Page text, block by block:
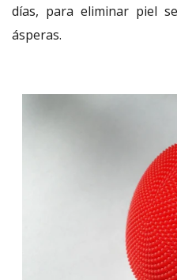
días, para eliminar piel
ásperas.